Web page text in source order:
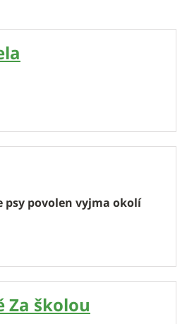
psy povolen vyjma okolí
Za školou